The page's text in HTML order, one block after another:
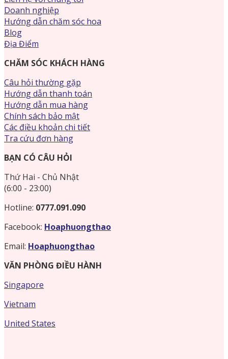
Doanh nghiệp
Hướng dẫn chăm sóc hoa
Blog
Địa Điểm
CHĂM SÓC KHÁCH HÀNG
Câu hỏi thường gặp
Hướng dẫn thanh toán
Hướng dẫn mua hàng
Chính sách bảo mật
Các điều khoản chi tiết
Tra cứu đơn hàng
BẠN CÓ CÂU HỎI
Thứ Hai - Chủ Nhật
(6:00 - 23:00)
Hotline: 0777.091.090
Facebook: Hoaphuongthao
Email: Hoaphuongthao
VĂN PHÒNG ĐIỀU HÀNH
Singapore
Vietnam
United States